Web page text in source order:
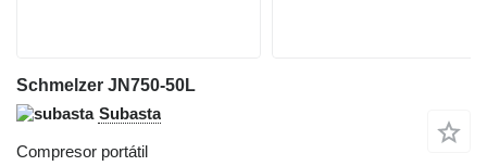
Schmelzer JN750-50L
Subasta
Compresor portátil